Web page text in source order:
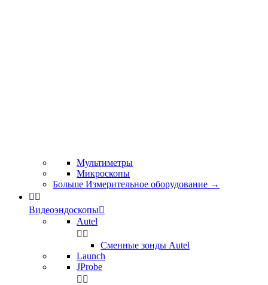
Мультиметры
Микроскопы
Больше Измерительное оборудование →
 
Видеоэндоскопы
Autel
 
Сменные зонды Autel
Launch
JProbe
 